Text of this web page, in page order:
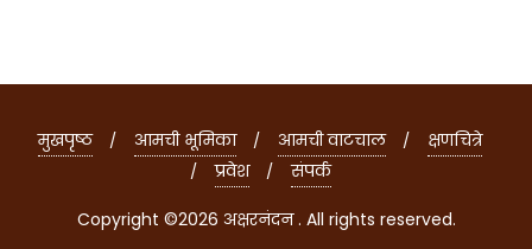
मुखपृष्ठ आमची भूमिका आमची वाटचाल
क्षणचित्रे
प्रवेश
संपर्क
Copyright ©2026 अक्षरनंदन . All rights reserved.